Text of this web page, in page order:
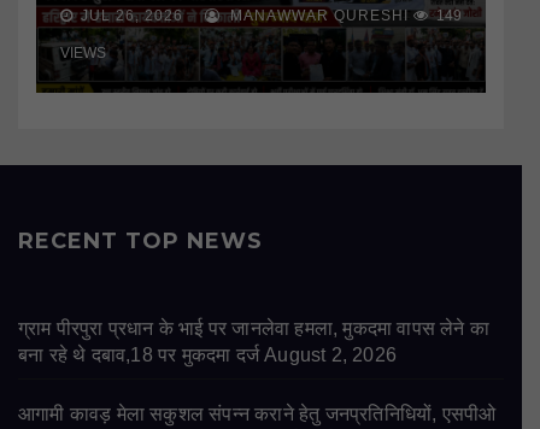
JUL 26, 2026 MANAWWAR QURESHI 149
VIEWS
RECENT TOP NEWS
ग्राम पीरपुरा प्रधान के भाई पर जानलेवा हमला, मुकदमा वापस लेने का
बना रहे थे दबाव,18 पर मुकदमा दर्ज August 2, 2026
आगामी कावड़ मेला सकुशल संपन्न कराने हेतु जनप्रतिनिधियों, एसपीओ